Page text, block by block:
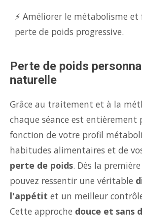
⚡ Améliorer le métabolisme et
perte de poids progressive.
Perte de poids
naturelle
Grâce au traitement et à la
chaque séance est entièrement
fonction de votre profil
habitudes alimentaires et de
perte de poids. Dès la
pouvez ressentir une véritable
l'appétit et un meilleur
Cette approche douce et sans